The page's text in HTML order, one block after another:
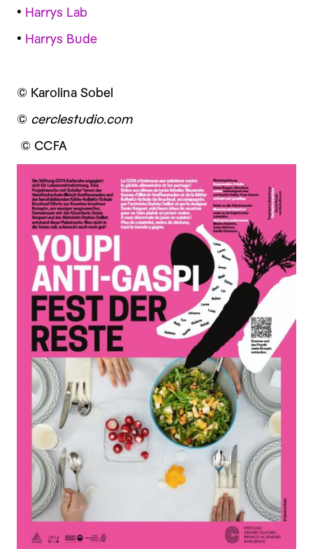
• Harrys Lab
• Harrys Bude
© Karolina Sobel
© cerclestudio.com
© CCFA